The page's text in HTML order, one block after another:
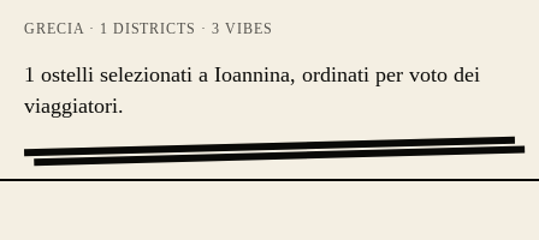
GRECIA· 1 DISTRICTS ·3 VIBES
1 ostelli selezionati a Ioannina, ordinati per voto dei
viaggiatori.